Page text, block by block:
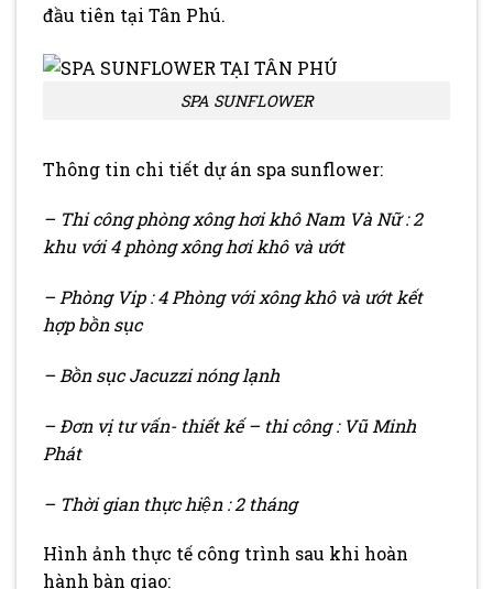
đầu tiên tại Tân Phú.
SPA SUNFLOWER
Thông tin chi tiết dự án spa sunflower:
– Thi công phòng xông hơi khô Nam Và Nữ : 2
khu với 4 phòng xông hơi khô và ướt
– Phòng Vip : 4 Phòng với xông khô và ướt kết
hợp bồn sục
– Bồn sục Jacuzzi nóng lạnh
– Đơn vị tư vấn- thiết kế – thi công : Vũ Minh
Phát
– Thời gian thực hiện : 2 tháng
Hình ảnh thực tế công trình sau khi hoàn
hành bàn giao: